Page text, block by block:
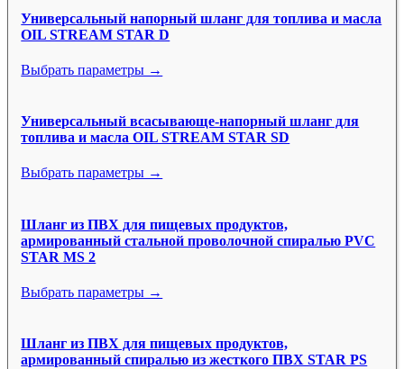
Универсальный напорный шланг для топлива и масла
OIL STREAM STAR D
Выбрать параметры →
Универсальный всасывающе-напорный шланг для
топлива и масла OIL STREAM STAR SD
Выбрать параметры →
Шланг из ПВХ для пищевых продуктов,
армированный стальной проволочной спиралью PVC
STAR MS 2
Выбрать параметры →
Шланг из ПВХ для пищевых продуктов,
армированный спиралью из жесткого ПВХ STAR PS